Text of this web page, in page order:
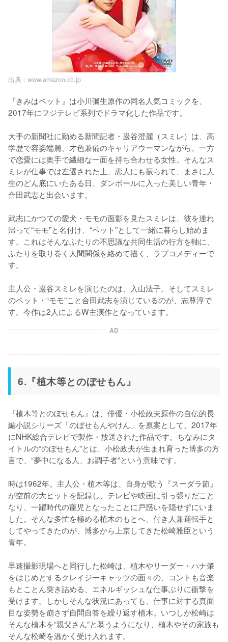
出典 : www.amazon.co.jp
『きみはペット』は小川彌生原作の同名人気コミックを、
2017年にフジテレビ系列でドラマ化した作品です。
大手の新聞社に勤める新聞記者・巌谷澄麗（スミレ）は、高
学歴で容姿端麗、才色兼備のキャリアウーマンながら、一方
で恋愛には奥手で繊細な一面を持ち合わせる女性。そんなス
ミレが仕事では左遷された上、恋人にも振られて、まさに人
生のどん底にいたある日、ダンボールに入った美しい青年・
合田武志と出会います。
武志にかつての愛犬・モモの面影を見たスミレは、彼を連れ
帰って“モモ”と名付け、“ペット”として一緒に暮らし始めま
す。これはそんなふたりの不思議な共同生活の行方を軸に、
ふたりを取り巻く人間関係を絡めて描く、ラブコメディーで
す。
主人公・巌谷スミレを演じたのは、入山法子。そしてスミレ
のペット・“モモ”こと合田武志を演じているのが、志尊淳で
す。今作は2人によるW主演作となっています。
AD
6.『植木等とのぼせもん』
『植木等とのぼせもん』は、俳優・小松政夫原作の自伝的長
編小説シリーズ「のぼせもんやけん」を原案として、2017年
にNHK総合テレビで製作・放送された作品です。ちなみにタ
イトルの“のぼせもん”とは、小松政夫が生まれ育った博多の方
言で、“夢中になる人、お調子者”という意味です。
時は1962年。主人公・植木等は、自身が歌う『スーダラ節』
が空前の大ヒットを記録し、テレビや映画に引っ張りだこと
なり、一躍時代の寵児となったことに戸惑いを隠せずにいま
した。そんな多忙を極める植木のもとへ、付き人兼運転手と
してやってきたのが、博多から上京してきた松崎雅臣という
青年。
早速撮影現場へと同行した松崎は、植木やリーダー・ハナ肇
をはじめとするクレイジーキャッツの面々の、コントも音楽
もとことん突き詰める、エネルギッシュな仕事ぶりに衝撃を
受けます。しかしそんな状況にあっても、仕事に対する真面
目な姿勢を崩さず自問自答を繰り返す植木。いつしか松崎は
そんな植木を“親父さん”と慕うようになり、植木やその家族も
そんな松崎を温かく受け入れます。